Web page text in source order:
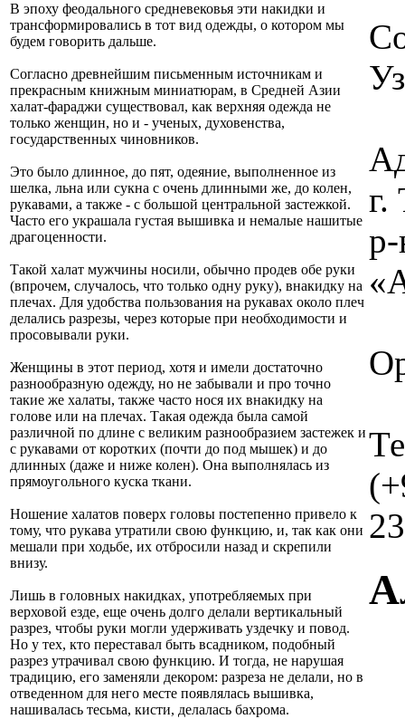
В эпоху феодального средневековья эти накидки и
трансформировались в тот вид одежды, о котором мы
будем говорить дальше.
Согласно древнейшим письменным источникам и
прекрасным книжным миниатюрам, в Средней Азии
халат-фараджи существовал, как верхняя одежда не
только женщин, но и - ученых, духовенства,
государственных чиновников.
Это было длинное, до пят, одеяние, выполненное из
шелка, льна или сукна с очень длинными же, до колен,
рукавами, а также - с большой центральной застежкой.
Часто его украшала густая вышивка и немалые нашитые
драгоценности.
Такой халат мужчины носили, обычно продев обе руки
(впрочем, случалось, что только одну руку), внакидку на
плечах. Для удобства пользования на рукавах около плеч
делались разрезы, через которые при необходимости и
просовывали руки.
Женщины в этот период, хотя и имели достаточно
разнообразную одежду, но не забывали и про точно
такие же халаты, также часто нося их внакидку на
голове или на плечах. Такая одежда была самой
различной по длине с великим разнообразием застежек и
с рукавами от коротких (почти до под мышек) и до
длинных (даже и ниже колен). Она выполнялась из
прямоугольного куска ткани.
Ношение халатов поверх головы постепенно привело к
тому, что рукава утратили свою функцию, и, так как они
мешали при ходьбе, их отбросили назад и скрепили
внизу.
Лишь в головных накидках, употребляемых при
верховой езде, еще очень долго делали вертикальный
разрез, чтобы руки могли удерживать уздечку и повод.
Но у тех, кто переставал быть всадником, подобный
разрез утрачивал свою функцию. И тогда, не нарушая
традицию, его заменяли декором: разреза не делали, но в
отведенном для него месте появлялась вышивка,
нашивалась тесьма, кисти, делалась бахрома.